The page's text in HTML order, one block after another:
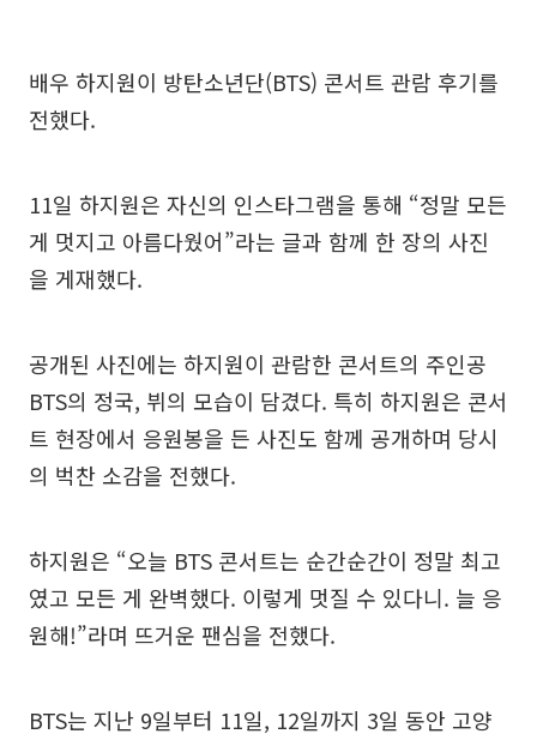
배우 하지원이 방탄소년단(BTS) 콘서트 관람 후기를
전했다.
11일 하지원은 자신의 인스타그램을 통해 “정말 모든
게 멋지고 아름다웠어”라는 글과 함께 한 장의 사진
을 게재했다.
공개된 사진에는 하지원이 관람한 콘서트의 주인공
BTS의 정국, 뷔의 모습이 담겼다. 특히 하지원은 콘서
트 현장에서 응원봉을 든 사진도 함께 공개하며 당시
의 벅찬 소감을 전했다.
하지원은 “오늘 BTS 콘서트는 순간순간이 정말 최고
였고 모든 게 완벽했다. 이렇게 멋질 수 있다니. 늘 응
원해!”라며 뜨거운 팬심을 전했다.
BTS는 지난 9일부터 11일, 12일까지 3일 동안 고양